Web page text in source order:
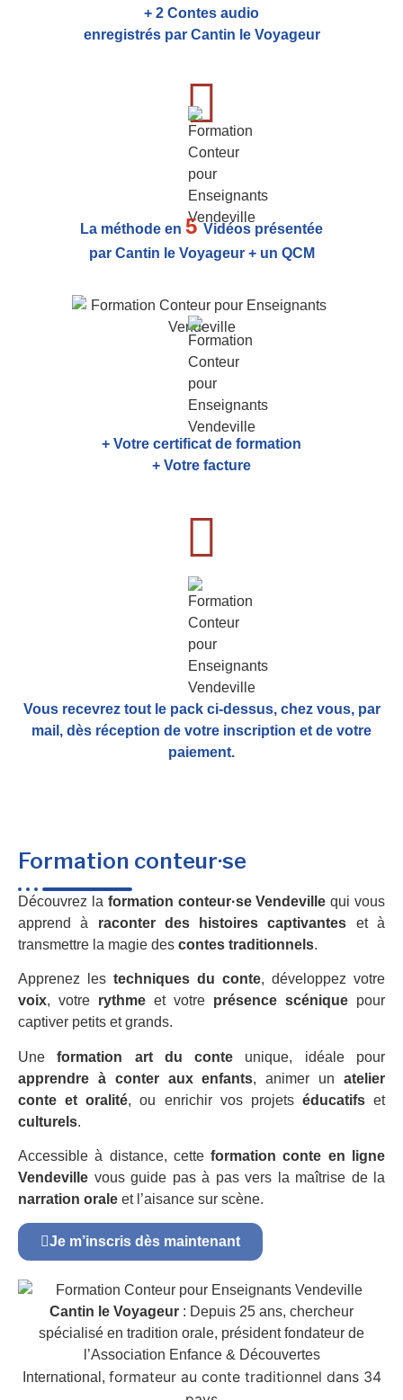
+ 2 Contes audio
enregistrés par Cantin le Voyageur
La méthode en 5Vidéos présentée
par Cantin le Voyageur + un QCM
+ Votre certificat de formation
+ Votre facture
Vous recevrez tout le pack ci-dessus, chez vous, par
mail, dès réception de votre inscription et de votre
paiement.
Formation conteur·se
Découvrez la formation conteur·se Vendeville qui vous
apprend à raconter des histoires captivantes et à
transmettre la magie des contes traditionnels.
Apprenez les techniques du conte, développez votre
voix, votre rythme et votre présence scénique pour
captiver petits et grands.
Uneformation art du conte unique, idéale pour
apprendre à conter aux enfants, animer unatelier
conte et oralité, ou enrichir vos projets éducatifset
culturels.
Accessible à distance, cetteformation conte en ligne
Vendeville vous guide pas à pas vers la maîtrise de la
narration orale et l’aisance sur scène.
Je m’inscris dès maintenant
Cantin le Voyageur : Depuis 25 ans, chercheur
spécialisé en tradition orale, président fondateur de
l’Association Enfance & Découvertes
International, formateur au conte traditionnel dans 34